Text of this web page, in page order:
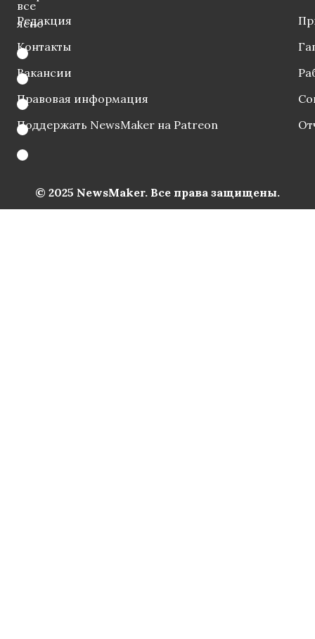
все
ясно
Редакция
Контакты
Вакансии
Правовая информация
Поддержать NewsMaker на Patreon
© 2025 NewsMaker. Все права защищены.